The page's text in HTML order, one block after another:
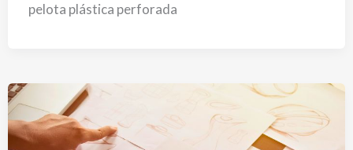
pelota plástica perforada